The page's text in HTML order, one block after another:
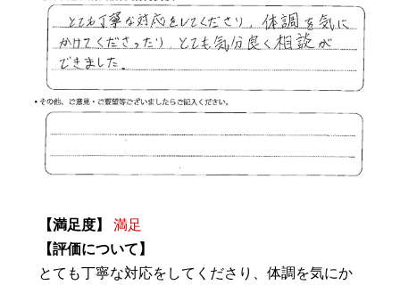
【満足度】
満足
【評価について】
とても丁寧な対応をしてくださり、体調を気にか